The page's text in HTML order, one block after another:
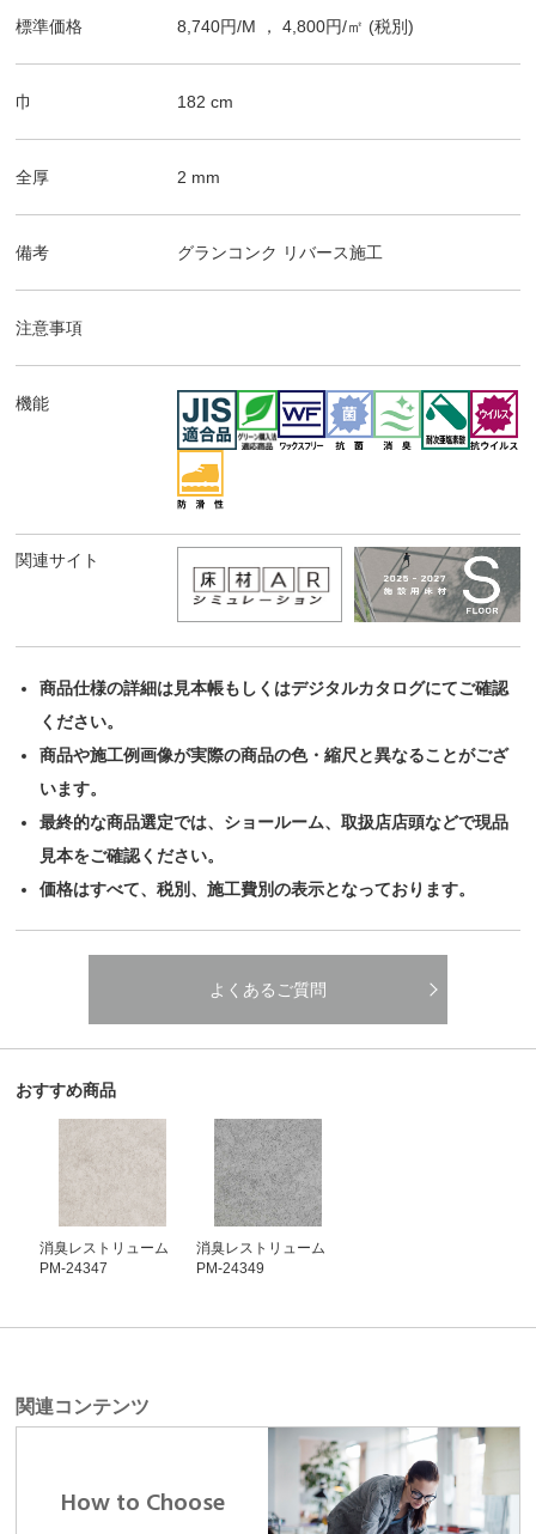
標準価格 8,740円/M ，4,800円/㎡ (税別)
巾 182 cm
全厚 2 mm
備考 グランコンク リバース施工
注意事項
機能
関連サイト
商品仕様の詳細は見本帳もしくはデジタルカタログにてご確認
ください。
商品や施工例画像が実際の商品の色・縮尺と異なることがござ
います。
最終的な商品選定では、ショールーム、取扱店店頭などで現品
見本をご確認ください。
価格はすべて、税別、施工費別の表示となっております。
よくあるご質問
おすすめ商品
消臭レストリューム
PM-24347
消臭レストリューム
PM-24349
関連コンテンツ
How to Choose